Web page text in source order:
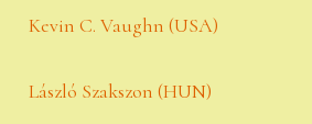
Kevin C. Vaughn (USA)
László Szakszon (HUN)